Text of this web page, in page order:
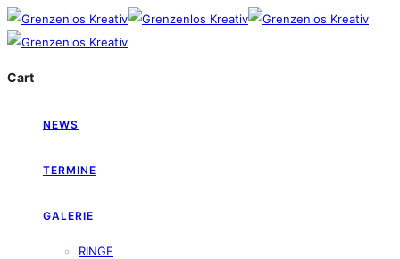
Cart
NEWS
TERMINE
GALERIE
RINGE